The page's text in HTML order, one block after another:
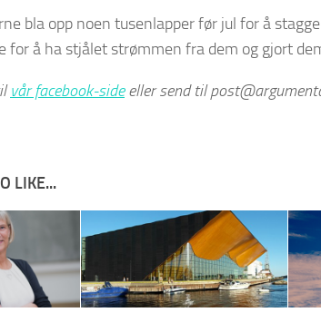
bla opp noen tusenlapper før jul for å
for å ha stjålet strømmen fra dem og gjort
vår facebook-sideeller send til
LIKE...